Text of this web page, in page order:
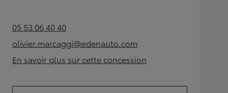
05 53 06 40 40(Opens in new tab)
olivier.marcaggi@edenauto.com
(Opens in new tab)
En savoir plus sur cette concession
(Opens in new tab)